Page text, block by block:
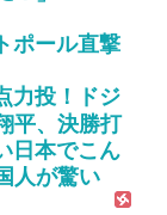
ポール直撃
力投！ドジ
平、決勝打
日本でこん
人が驚い